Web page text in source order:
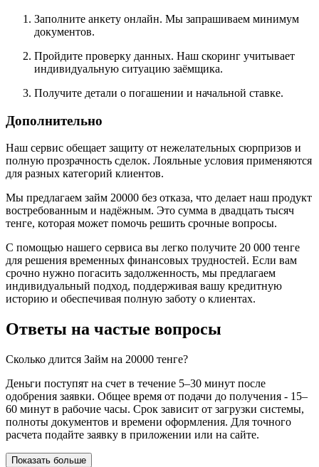
Заполните анкету онлайн. Мы запрашиваем минимум
документов.
Пройдите проверку данных. Наш скоринг учитывает
индивидуальную ситуацию заёмщика.
Получите детали о погашении и начальной ставке.
Дополнительно
Наш сервис обещает защиту от нежелательных сюрпризов и
полную прозрачность сделок. Лояльные условия применяются
для разных категорий клиентов.
Мы предлагаем займ 20000 без отказа, что делает наш продукт
востребованным и надёжным. Это сумма в двадцать тысяч
тенге, которая может помочь решить срочные вопросы.
С помощью нашего сервиса вы легко получите 20 000 тенге
для решения временных финансовых трудностей. Если вам
срочно нужно погасить задолженность, мы предлагаем
индивидуальный подход, поддерживая вашу кредитную
историю и обеспечивая полную заботу о клиентах.
Ответы на частые вопросы
Сколько длится Займ на 20000 тенге?
Деньги поступят на счет в течение 5–30 минут после
одобрения заявки. Общее время от подачи до получения - 15–
60 минут в рабочие часы. Срок зависит от загрузки системы,
полноты документов и времени оформления. Для точного
расчета подайте заявку в приложении или на сайте.
Показать больше